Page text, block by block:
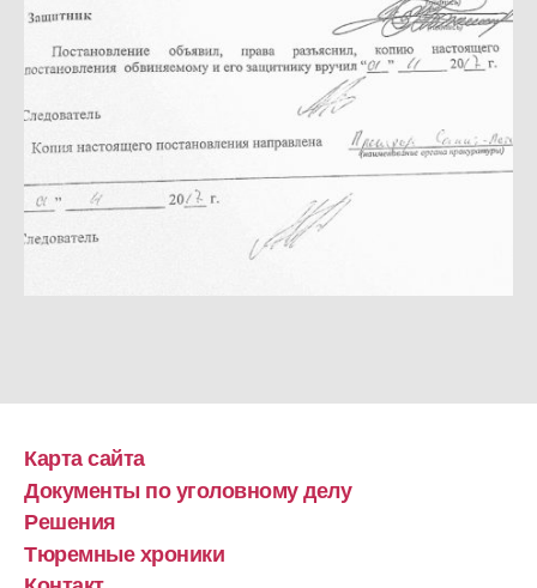
Карта сайта
Документы по уголовному делу
Решения
Тюремные хроники